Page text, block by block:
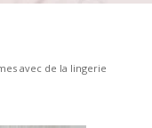
avec de la lingerie